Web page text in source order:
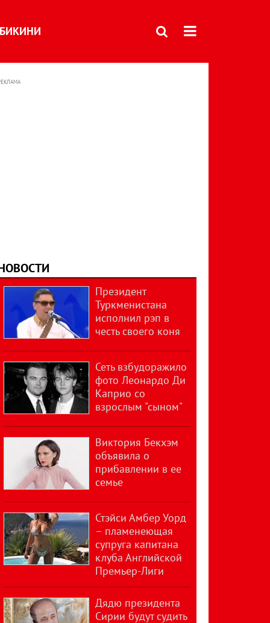
БИКИНИ
Президент
Туркменистана
исполнил рэп в
честь своего коня
Сеть взбудоражило
фото Леонардо Ди
Каприо со
взрослым "сыном"
Виктория Бекхэм
объявила о
прибавлении в ее
семье
Стэйси Амбер Уорд
– пламенеющая
супруга капитана
клуба Английской
Премьер-Лиги
Дядю президента
Сирии будут судить